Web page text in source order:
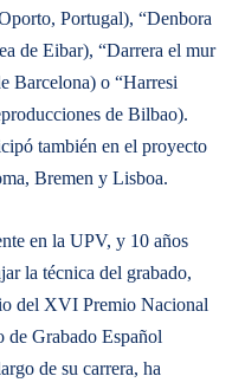
Portugal), “Denbora
de Eibar), “Darrera el mur
Barcelona) o “Harresi
de Bilbao).
también en el proyecto
Bremen y Lisboa.
en la UPV, y 10 años
la técnica del grabado,
del XVI Premio Nacional
de Grabado Español
de su carrera, ha